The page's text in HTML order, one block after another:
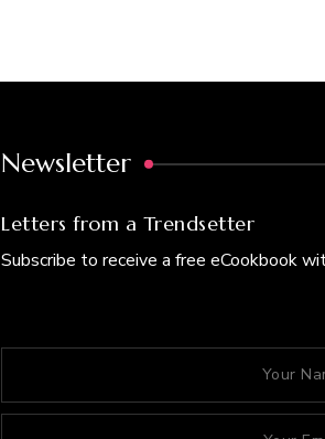
Newsletter
Letters from a Trendsetter
Subscribe to receive a free eCookbook